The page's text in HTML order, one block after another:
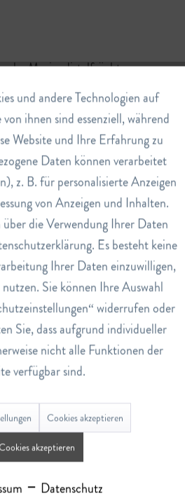
Mariendistelfrüchte,
150 ml siedendem Wasser
Minuten ziehen gelassen. Beutel
und herausnehmen.
mal täglich je 1 Tasse Tee à 1–2
ab 12 Jahren trinken 3- bis 4 mal
und diskutieren...
mehr
Aktiv
Inaktiv
Inaktiv
Inaktiv
und andere Technologien auf
ihnen sind essenziell, während
Website und Ihre Erfahrung zu
Daten können verarbeitet
z. B. für personalisierte Anzeigen
von Anzeigen und Inhalten.
die Verwendung Ihrer Daten
Es besteht keine
Ihrer Daten einzuwilligen,
Sie können Ihre Auswahl
widerrufen oder
Sie, dass aufgrund individueller
nicht alle Funktionen der
verfügbar sind.
Cookies akzeptieren
akzeptieren
Datenschutz